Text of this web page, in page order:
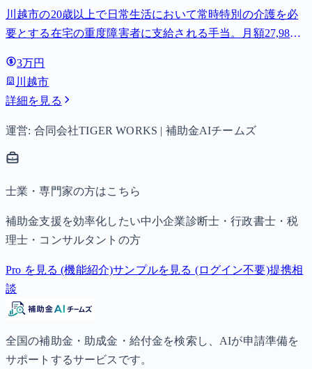
川越市の20歳以上で日常生活において常時特別の介護を必
要とする在宅の重度障害者に支給される手当。月額27,980
3万円
川越市
詳細を見る
運営: 合同会社TIGER WORKS | 補助金AIチームズ
士業・専門家の方はこちら
補助金支援を効率化したい中小企業診断士・行政書士・税
理士・コンサルタントの方
Pro を見る (機能紹介)サンプルを見る (ログイン不要)提携相
談
全国の補助金・助成金・給付金を検索し、AIが申請準備を
サポートするサービスです。